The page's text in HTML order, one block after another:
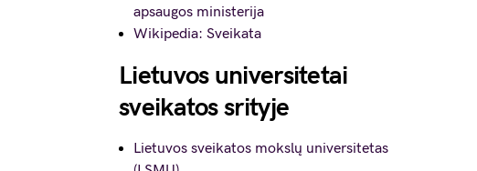
apsaugos ministerija
Wikipedia: Sveikata
Lietuvos universitetai
sveikatos srityje
Lietuvos sveikatos mokslų universitetas